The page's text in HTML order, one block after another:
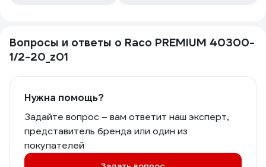
Вопросы и ответы о Raco PREMIUM 40300-
1/2-20_z01
Нужна помощь?
Задайте вопрос – вам ответит наш эксперт,
представитель бренда или один из
покупателей